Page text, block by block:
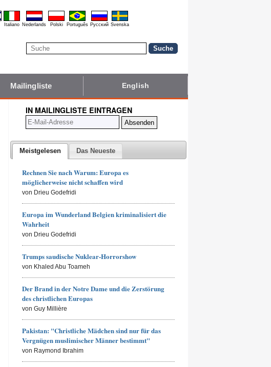
Italiano Nederlands Polski Português Pyccĸий Svenska
Mailingliste English
IN MAILINGLISTE EINTRAGEN
Meistgelesen Das Neueste
Rechnen Sie nach Warum: Europa es
möglicherweise nicht schaffen wird
von Drieu Godefridi
Europa im Wunderland Belgien kriminalisiert die
Wahrheit
von Drieu Godefridi
Trumps saudische Nuklear-Horrorshow
von Khaled Abu Toameh
Der Brand in der Notre Dame und die Zerstörung
des christlichen Europas
von Guy Millière
Pakistan: "Christliche Mädchen sind nur für das
Vergnügen muslimischer Männer bestimmt"
von Raymond Ibrahim